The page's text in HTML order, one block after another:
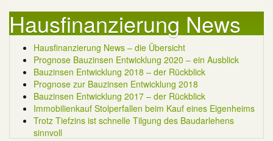
Hausfinanzierung News
Hausfinanzierung News – die Übersicht
Prognose Bauzinsen Entwicklung 2020 – ein Ausblick
Bauzinsen Entwicklung 2018 – der Rückblick
Prognose zur Bauzinsen Entwicklung 2018
Bauzinsen Entwicklung 2017 – der Rückblick
Immobilienkauf Stolperfallen beim Kauf eines Eigenheims
Trotz Tiefzins ist schnelle Tilgung des Baudarlehens
sinnvoll